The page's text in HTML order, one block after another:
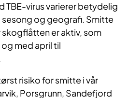
TBE-virus varierer betydelig
sesong og geografi. Smitte
er aktiv, som
med april til
risiko for smitte i vår
Porsgrunn, Sandefjord